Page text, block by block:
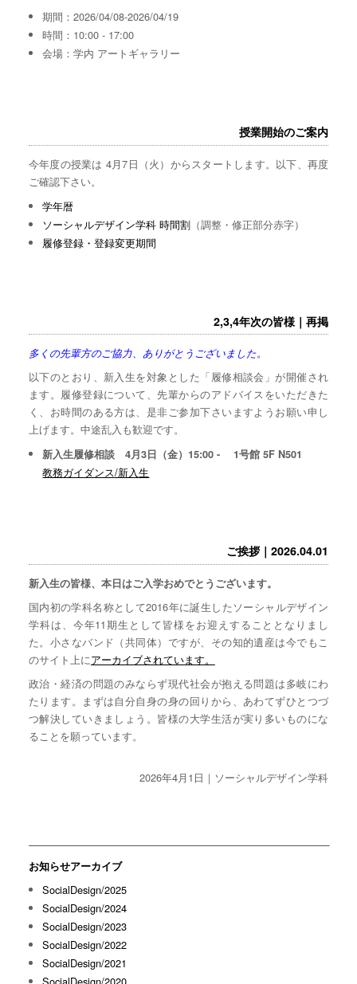
期間：2026/04/08-2026/04/19
時間：10:00 - 17:00
会場：学内 アートギャラリー
授業開始のご案内
今年度の授業は 4月7日（火）からスタートします。以下、再度
ご確認下さい。
学年暦
ソーシャルデザイン学科 時間割 （調整・修正部分赤字）
履修登録・登録変更期間
2,3,4年次の皆様｜再掲
多くの先輩方のご協力、ありがとうございました。
以下のとおり、新入生を対象とした「履修相談会」が開催され
ます。履修登録について、先輩からのアドバイスをいただきた
く、お時間のある方は、是非ご参加下さいますようお願い申し
上げます。中途乱入も歓迎です。
新入生履修相談 4月3日（金）15:00 - 1号館 5F N501
教務ガイダンス/新入生
ご挨拶｜2026.04.01
新入生の皆様、本日はご入学おめでとうございます。
国内初の学科名称として2016年に誕生したソーシャルデザイン
学科は、今年11期生として皆様をお迎えすることとなりまし
た。小さなバンド（共同体）ですが、その知的遺産は今でもこ
のサイト上にアーカイブされています。
政治・経済の問題のみならず現代社会が抱える問題は多岐にわ
たります。まずは自分自身の身の回りから、あわてずひとつづ
つ解決していきましょう。皆様の大学生活が実り多いものにな
ることを願っています。
2026年4月1日｜ソーシャルデザイン学科
お知らせアーカイブ
SocialDesign/2025
SocialDesign/2024
SocialDesign/2023
SocialDesign/2022
SocialDesign/2021